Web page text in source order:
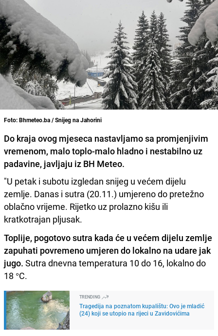
Foto: Bhmeteo.ba / Snijeg na Jahorini
Do kraja ovog mjeseca nastavljamo sa promjenjivim
vremenom, malo toplo-malo hladno i nestabilno uz
padavine, javljaju iz BH Meteo.
"U petak i subotu izgledan snijeg u većem dijelu
zemlje. Danas i sutra (20.11.) umjereno do pretežno
oblačno vrijeme. Rijetko uz prolazno kišu ili
kratkotrajan pljusak.
Toplije, pogotovo sutra kada će u većem dijelu zemlje
zapuhati povremeno umjeren do lokalno na udare jak
jugo. Sutra dnevna temperatura 10 do 16, lokalno do
18 °C.
TRENDING
Tragedija na poznatom kupalištu: Ovo je mladić
(24) koji se utopio na rijeci u Zavidovićima